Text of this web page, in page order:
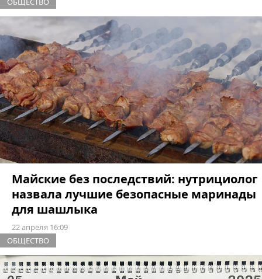
Майские без последствий: нутрициолог
назвала лучшие безопасные маринады
для шашлыка
22 апреля 16:09
ОБЩЕСТВО